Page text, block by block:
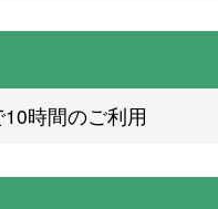
時間のご利用